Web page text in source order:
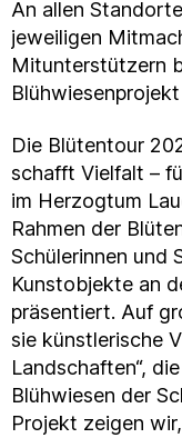
An allen
jeweiligen
Mitunterstützern
Die Blütentour
schafft Vielfalt –
im Herzogtum
Rahmen der
Schülerinnen und
Kunstobjekte an
präsentiert. Auf
sie künstlerische
Landschaften“,
Blühwiesen der
Projekt zeigen